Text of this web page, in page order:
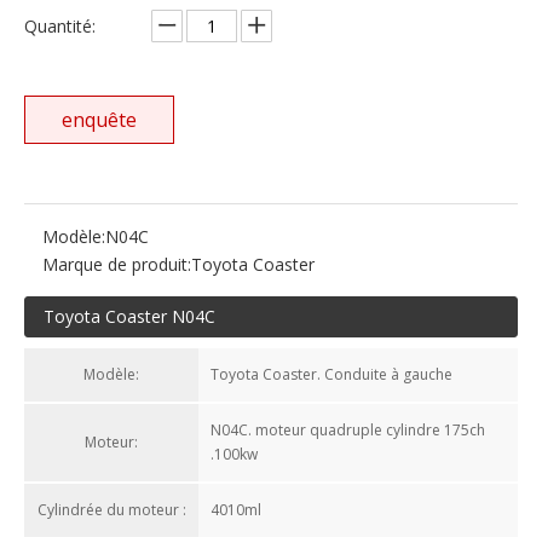
Quantité:
enquête
Modèle:N04C
Marque de produit:Toyota Coaster
Toyota Coaster N04C
Modèle: Toyota Coaster. Conduite à gauche
Moteur:
N04C. moteur quadruple cylindre 175ch
.100kw
Cylindrée du moteur : 4010ml